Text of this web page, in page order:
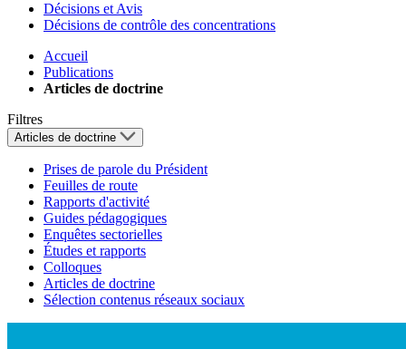
Décisions et Avis
Décisions de contrôle des concentrations
Accueil
Publications
Articles de doctrine
Filtres
Articles de doctrine
Prises de parole du Président
Feuilles de route
Rapports d'activité
Guides pédagogiques
Enquêtes sectorielles
Études et rapports
Colloques
Articles de doctrine
Sélection contenus réseaux sociaux